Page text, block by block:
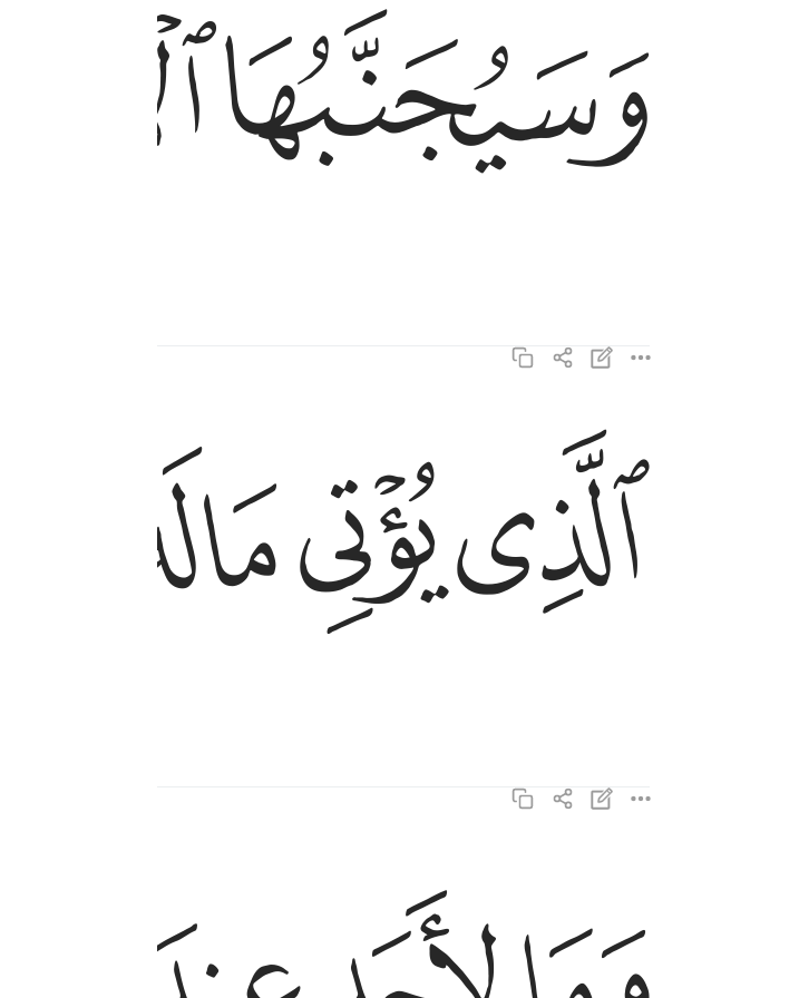
ﱡﱢ
worden.
الذي يوتي ماله يتزكى ١٨
ٱلَّذِى يُؤْتِى مَالَهُۥ يَتَزَكَّىٰ ١٨
ﱤﱥﱦ
وَمَا لِأَحَدٍ عِندَهُۥ مِن نِّعْمَةٍۢ تُجْزَىٰٓ ١٩